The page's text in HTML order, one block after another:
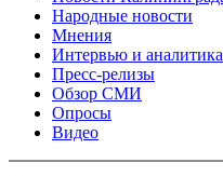
Народные новости
Мнения
Интервью и аналитика
Пресс-релизы
Обзор СМИ
Опросы
Видео